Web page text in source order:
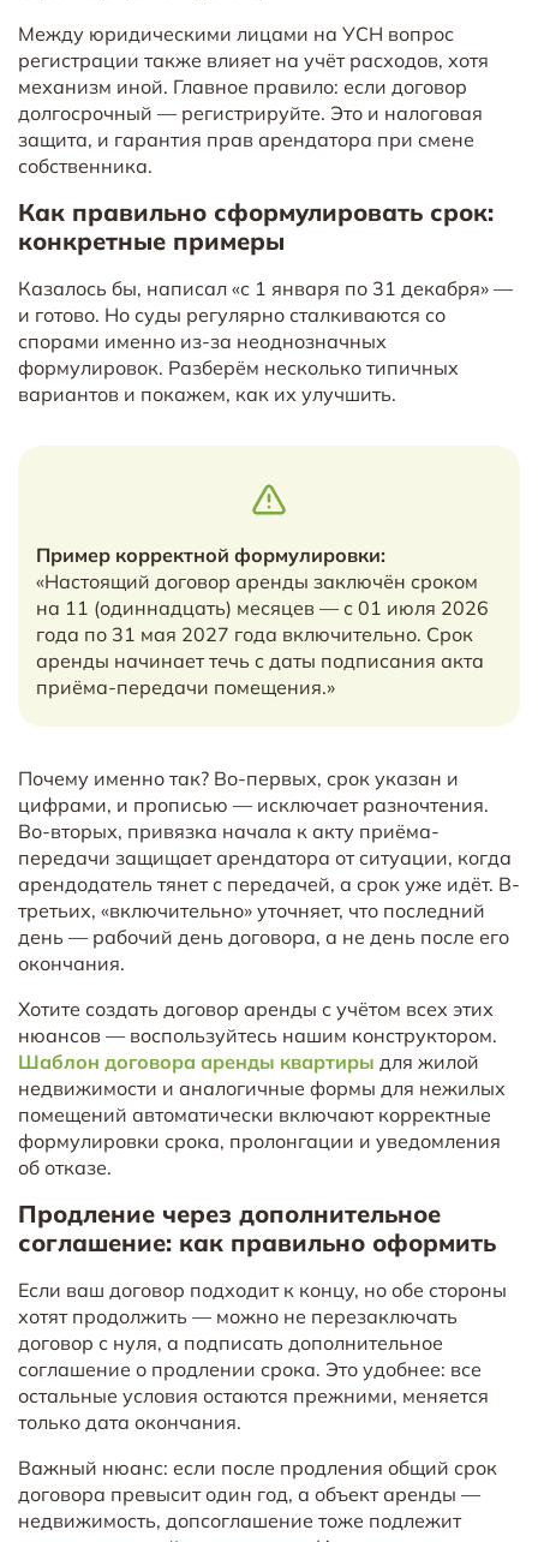
Между юридическими лицами на УСН вопрос
регистрации также влияет на учёт расходов, хотя
механизм иной. Главное правило: если договор
долгосрочный — регистрируйте. Это и налоговая
защита, и гарантия прав арендатора при смене
собственника.
Как правильно сформулировать срок:
конкретные примеры
Казалось бы, написал «с 1 января по 31 декабря» —
и готово. Но суды регулярно сталкиваются со
спорами именно из-за неоднозначных
формулировок. Разберём несколько типичных
вариантов и покажем, как их улучшить.
Пример корректной формулировки:
«Настоящий договор аренды заключён сроком
на 11 (одиннадцать) месяцев — с 01 июля 2026
года по 31 мая 2027 года включительно. Срок
аренды начинает течь с даты подписания акта
приёма-передачи помещения.»
Почему именно так? Во-первых, срок указан и
цифрами, и прописью — исключает разночтения.
Во-вторых, привязка начала к акту приёма-
передачи защищает арендатора от ситуации, когда
арендодатель тянет с передачей, а срок уже идёт. В-
третьих, «включительно» уточняет, что последний
день — рабочий день договора, а не день после его
окончания.
Хотите создать договор аренды с учётом всех этих
нюансов — воспользуйтесь нашим конструктором.
Шаблон договора аренды квартиры для жилой
недвижимости и аналогичные формы для нежилых
помещений автоматически включают корректные
формулировки срока, пролонгации и уведомления
об отказе.
Продление через дополнительное
соглашение: как правильно оформить
Если ваш договор подходит к концу, но обе стороны
хотят продолжить — можно не перезаключать
договор с нуля, а подписать дополнительное
соглашение о продлении срока. Это удобнее: все
остальные условия остаются прежними, меняется
только дата окончания.
Важный нюанс: если после продления общий срок
договора превысит один год, а объект аренды —
недвижимость, допсоглашение тоже подлежит